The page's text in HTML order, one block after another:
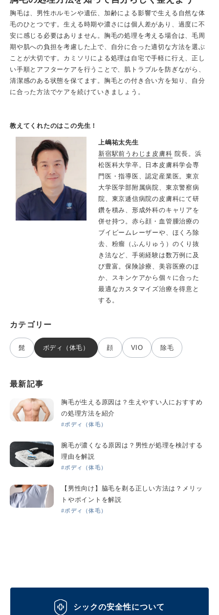
胸毛は、男性ホルモンや遺伝、加齢による影響で生える自然な体
毛のひとつです。生える時期や濃さには個人差があり、過度に不
安に感じる必要はありません。胸毛の処理を考える場合は、毛周
期や肌への負担を考慮した上で、自分に合った適切な方法を選ぶ
ことが大切です。カミソリによる処理は自宅で手軽に行え、正し
い手順とアフターケアを行うことで、肌トラブルを防ぎながら、
清潔感のある状態を保てます。胸毛との付き合い方を知り、自分
に合った方法でケアを続けていきましょう。
教えてくれたのはこの先生！
上嶋祐太先生
新宿駅前うわじま皮膚科 院長。浜
松医科大学卒。日本皮膚科学会専
門医・指導医、認定産業医。東京
大学医学部附属病院、東京警察病
院、東京逓信病院の皮膚科にて研
鑽を積み、形成外科のキャリアを
併せ持つ。赤ら顔・血管腫治療の
ブイビームレーザーや、ほくろ除
去、粉瘤（ふんりゅう）のくり抜
き法など、手術経験は数万例に及
び豊富。保険診療、美容医療のほ
か、スキンケアから個々に合った
最適なカスタマイズ治療を得意と
する。
カテゴリー
髭 ボディ（体毛） 顔 VIO 除毛
最新記事
胸毛が生える原因は？生えやすい人におすすめ
の処理方法を紹介
#ボディ（体毛）
腕毛が濃くなる原因は？男性が処理を検討する
理由を解説
#ボディ（体毛）
【男性向け】脇毛を剃る正しい方法は？メリッ
トやポイントを解説
#ボディ（体毛）
シックの安全性について